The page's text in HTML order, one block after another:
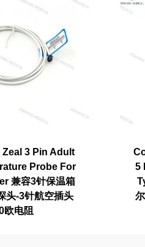
3 Pin Adult
Probe For
兼容3针保温箱
头-3针航空插头
欧电阻
5